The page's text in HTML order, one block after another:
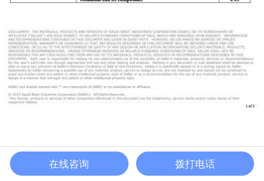
关于我们
在线咨询 拨打电话